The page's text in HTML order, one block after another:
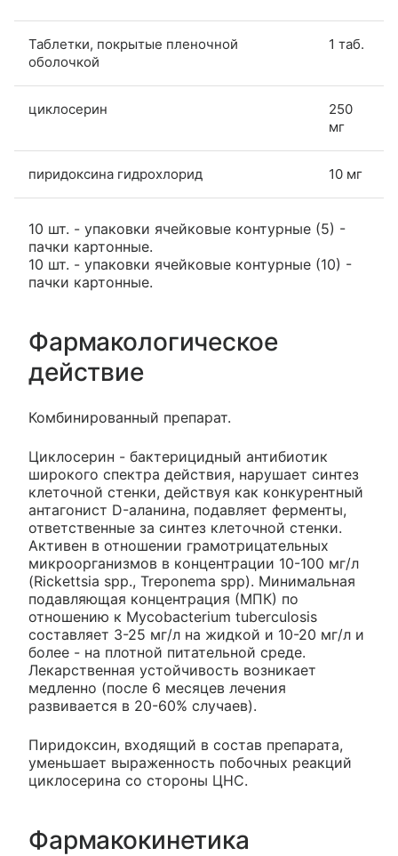
Таблетки, покрытые пленочной
оболочкой
1 таб.
циклосерин
250
мг
пиридоксина гидрохлорид 10 мг
10 шт. - упаковки ячейковые контурные (5) -
пачки картонные.
10 шт. - упаковки ячейковые контурные (10) -
пачки картонные.
Фармакологическое
действие
Комбинированный препарат.
Циклосерин - бактерицидный антибиотик
широкого спектра действия, нарушает синтез
клеточной стенки, действуя как конкурентный
антагонист D-аланина, подавляет ферменты,
ответственные за синтез клеточной стенки.
Активен в отношении грамотрицательных
микроорганизмов в концентрации 10-100 мг/л
(Rickettsia spp., Treponema spp). Минимальная
подавляющая концентрация (МПК) по
отношению к Mycobacterium tuberculosis
составляет 3-25 мг/л на жидкой и 10-20 мг/л и
более - на плотной питательной среде.
Лекарственная устойчивость возникает
медленно (после 6 месяцев лечения
развивается в 20-60% случаев).
Пиридоксин, входящий в состав препарата,
уменьшает выраженность побочных реакций
циклосерина со стороны ЦНС.
Фармакокинетика